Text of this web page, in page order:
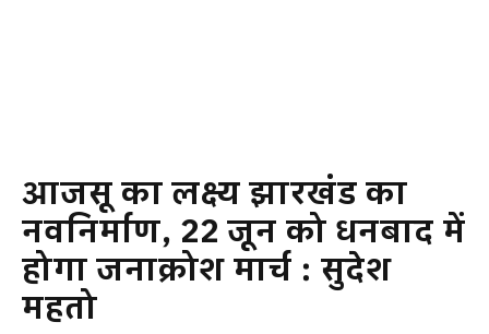
आजसू का लक्ष्य झारखंड का
नवनिर्माण, 22 जून को धनबाद में
होगा जनाक्रोश मार्च : सुदेश
महतो